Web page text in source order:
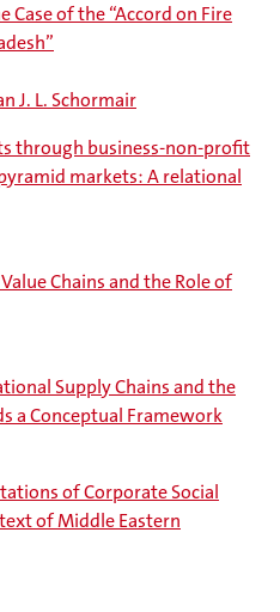
Case of the “Accord on Fire
J. L. Schormair
through business-non-profit
markets: A relational
Chains and the Role of
Supply Chains and the
a Conceptual Framework
of Corporate Social
of Middle Eastern